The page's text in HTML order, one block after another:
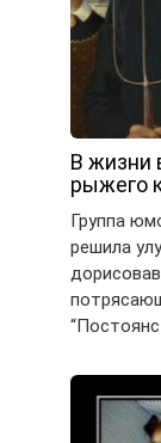
В жизни
рыжего
Группа
решила